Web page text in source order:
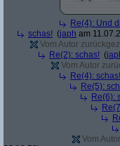
Re(4): Und
schas! (japh am
Vom Autor
Re(2): schas! (
Vom Autor
Re(4): schas!
Re(5):
Re(6):
Vom